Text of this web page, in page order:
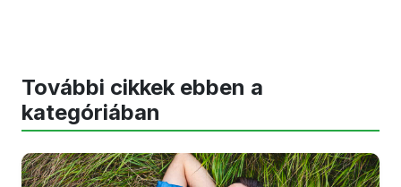
További cikkek ebben a
kategóriában